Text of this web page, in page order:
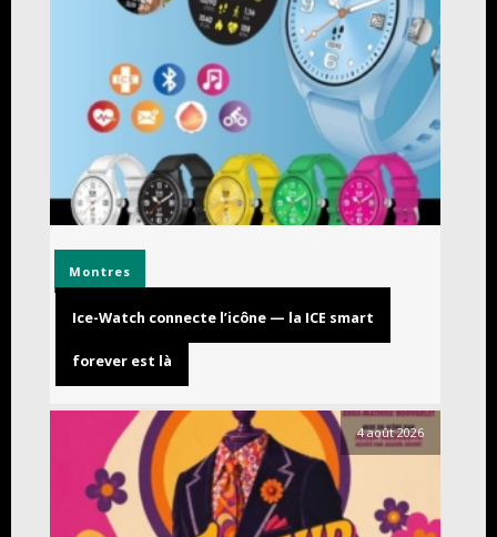
Montres
Ice-Watch connecte l’icône — la ICE smart
forever est là
4 août 2026